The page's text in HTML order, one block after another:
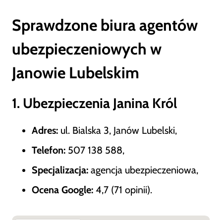
Sprawdzone biura agentów
ubezpieczeniowych w
Janowie Lubelskim
1. Ubezpieczenia Janina Król
Adres: ul. Bialska 3, Janów Lubelski,
Telefon: 507 138 588,
Specjalizacja: agencja ubezpieczeniowa,
Ocena Google: 4,7 (71 opinii).